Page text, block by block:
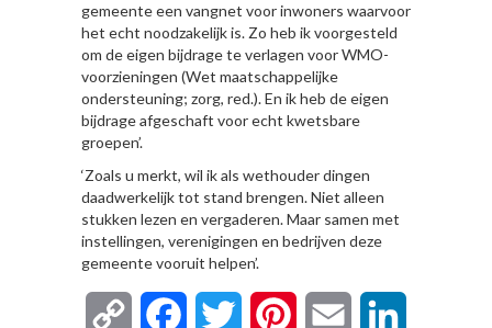
gemeente een vangnet voor inwoners waarvoor
het echt noodzakelijk is. Zo heb ik voorgesteld
om de eigen bijdrage te verlagen voor WMO-
voorzieningen (Wet maatschappelijke
ondersteuning; zorg, red.). En ik heb de eigen
bijdrage afgeschaft voor echt kwetsbare
groepen’.
‘Zoals u merkt, wil ik als wethouder dingen
daadwerkelijk tot stand brengen. Niet alleen
stukken lezen en vergaderen. Maar samen met
instellingen, verenigingen en bedrijven deze
gemeente vooruit helpen’.
Copy FacebookTwitter Pinterest Email